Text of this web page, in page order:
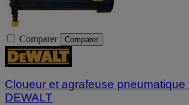
Comparer Comparer
Cloueur et agrafeuse pneumatique
DEWALT